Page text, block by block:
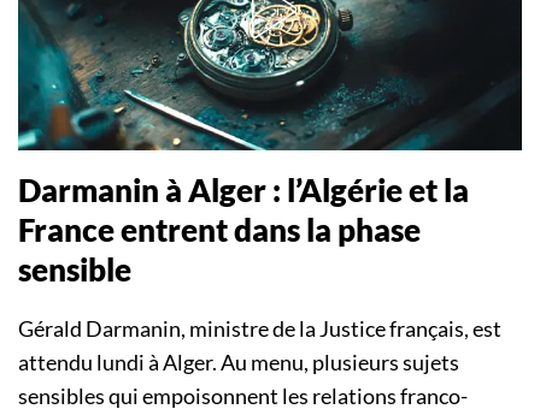
Darmanin à Alger : l’Algérie et la
France entrent dans la phase
sensible
Gérald Darmanin, ministre de la Justice français, est
attendu lundi à Alger. Au menu, plusieurs sujets
sensibles qui empoisonnent les relations franco-